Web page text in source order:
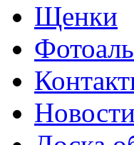
Щенки
Новости